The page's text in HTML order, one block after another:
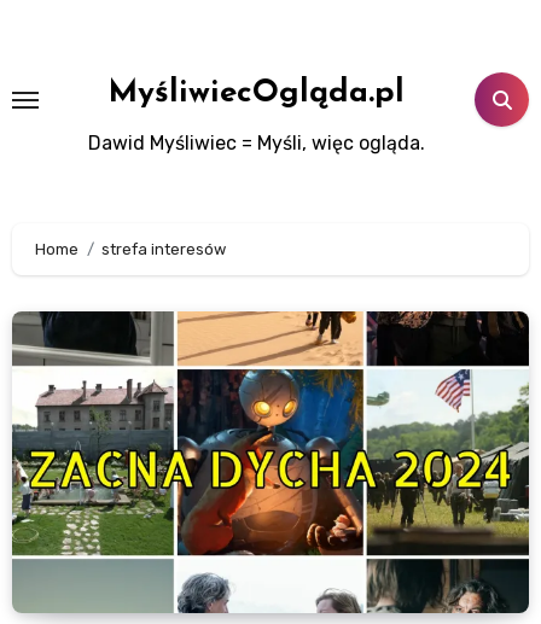
MyśliwiecOgląda.pl
Dawid Myśliwiec = Myśli, więc ogląda.
Home strefa interesów